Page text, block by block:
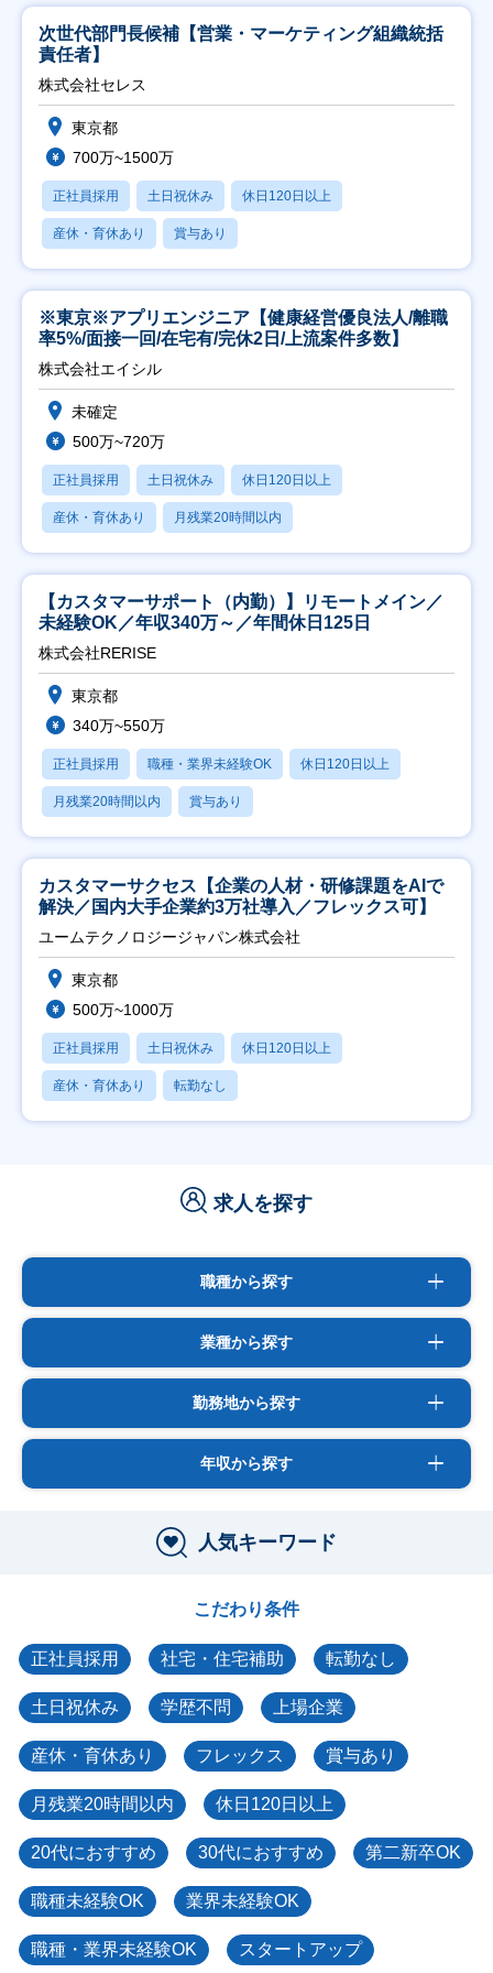
次世代部門長候補【営業・マーケティング組織統括
責任者】
株式会社セレス
東京都
700万~1500万
正社員採用 土日祝休み 休日120日以上
産休・育休あり 賞与あり
※東京※アプリエンジニア【健康経営優良法人/離職
率5%/面接一回/在宅有/完休2日/上流案件多数】
株式会社エイシル
未確定
500万~720万
正社員採用 土日祝休み 休日120日以上
産休・育休あり 月残業20時間以内
【カスタマーサポート（内勤）】リモートメイン／
未経験OK／年収340万～／年間休日125日
株式会社RERISE
東京都
340万~550万
正社員採用 職種・業界未経験OK 休日120日以上
月残業20時間以内 賞与あり
カスタマーサクセス【企業の人材・研修課題をAIで
解決／国内大手企業約3万社導入／フレックス可】
ユームテクノロジージャパン株式会社
東京都
500万~1000万
正社員採用 土日祝休み 休日120日以上
産休・育休あり 転勤なし
求人を探す
職種から探す
業種から探す
勤務地から探す
年収から探す
人気キーワード
こだわり条件
正社員採用 社宅・住宅補助 転勤なし
土日祝休み 学歴不問 上場企業
産休・育休あり フレックス 賞与あり
月残業20時間以内 休日120日以上
20代におすすめ 30代におすすめ 第二新卒OK
職種未経験OK 業界未経験OK
職種・業界未経験OK スタートアップ